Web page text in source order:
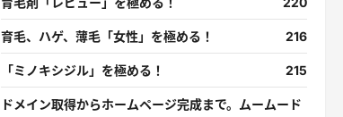
育毛、ハゲ、薄毛「女性」を極める！ 216
「ミノキシジル」を極める！ 215
ドメイン取得からホームページ完成まで。ムームード